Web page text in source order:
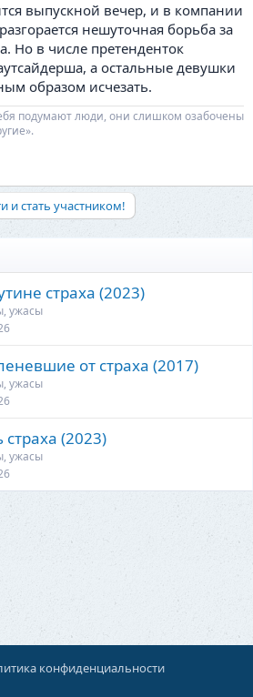
выпускной вечер, и в компании
нешуточная борьба за
Но в числе претенденток
а остальные девушки
образом исчезать.
подумают люди, они слишком озабочены
и стать участником!
страха (2023)
ужасы
от страха (2017)
ужасы
страха (2023)
ужасы
конфиденциальности